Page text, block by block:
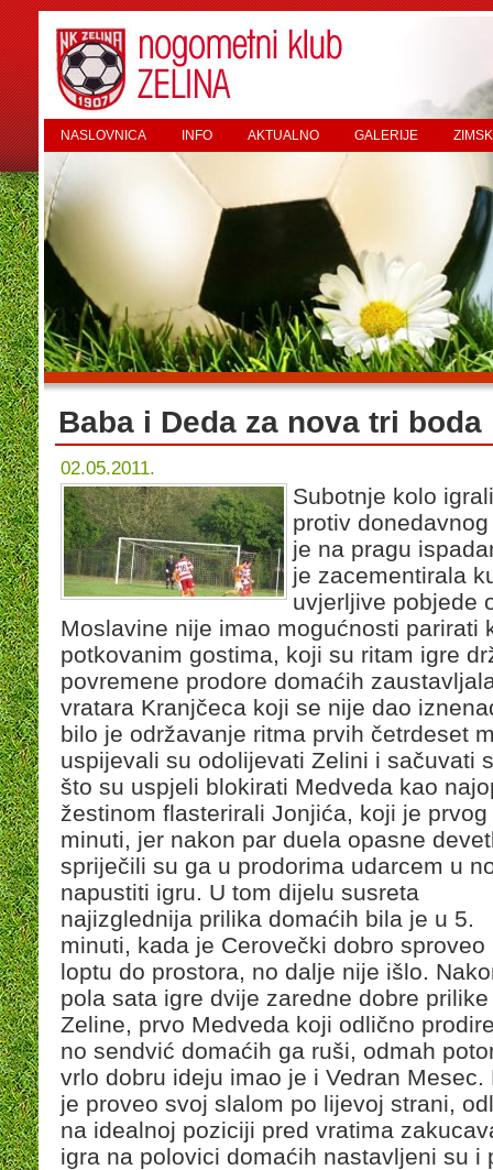
NASLOVNICA INFO AKTUALNO GALERIJE
Baba i Deda za nova tri boda
02.05.2011.
Subotnje kolo
protiv
je na pragu
je zacementirala
uvjerljive pobjede
Moslavine nije imao mogućnosti parirati
potkovanim gostima, koji su ritam igre
povremene prodore domaćih
vratara Kranjčeca koji se nije dao
bilo je održavanje ritma prvih četrdeset
uspijevali su odolijevati Zelini i sačuvati
što su uspjeli blokirati Medveda kao
žestinom flasterirali Jonjića, koji je
minuti, jer nakon par duela opasne
spriječili su ga u prodorima udarcem u
napustiti igru. U tom dijelu susreta
najizglednija prilika domaćih bila je u 5.
minuti, kada je Cerovečki dobro sproveo
loptu do prostora, no dalje nije išlo.
pola sata igre dvije zaredne dobre prilike
Zeline, prvo Medveda koji odlično
no sendvić domaćih ga ruši, odmah
vrlo dobru ideju imao je i Vedran
je proveo svoj slalom po lijevoj strani,
na idealnoj poziciji pred vratima
igra na polovici domaćih nastavljeni su i